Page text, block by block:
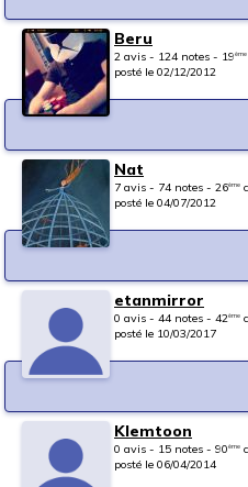
Beru
2 avis - 124 notes - 19ème
posté le 02/12/2012
Nat
7 avis - 74 notes - 26ème
posté le 04/07/2012
etanmirror
0 avis - 44 notes - 42ème
posté le 10/03/2017
Klemtoon
0 avis - 15 notes - 90ème
posté le 06/04/2014